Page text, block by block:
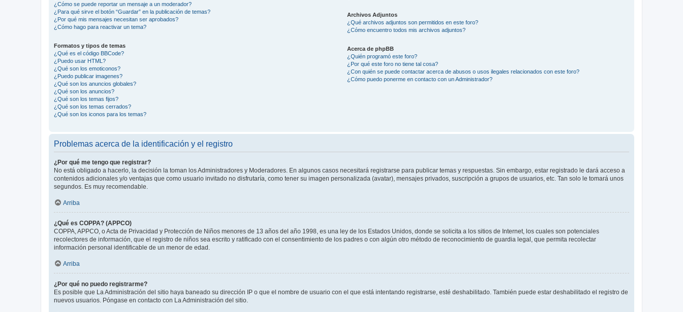
¿Cómo se puede reportar un mensaje a un moderador?
¿Para qué sirve el botón “Guardar” en la publicación de temas?
¿Por qué mis mensajes necesitan ser aprobados?
¿Cómo hago para reactivar un tema?
Formatos y tipos de temas
¿Qué es el código BBCode?
¿Puedo usar HTML?
¿Qué son los emoticonos?
¿Puedo publicar imagenes?
¿Qué son los anuncios globales?
¿Qué son los anuncios?
¿Qué son los temas fijos?
¿Qué son los temas cerrados?
¿Qué son los iconos para los temas?
Archivos Adjuntos
¿Qué archivos adjuntos son permitidos en este foro?
¿Cómo encuentro todos mis archivos adjuntos?
Acerca de phpBB
¿Quién programó este foro?
¿Por qué este foro no tiene tal cosa?
¿Con quién se puede contactar acerca de abusos o usos ilegales relacionados con este foro?
¿Cómo puedo ponerme en contacto con un Administrador?
Problemas acerca de la identificación y el registro
¿Por qué me tengo que registrar?
No está obligado a hacerlo, la decisión la toman los Administradores y Moderadores. En algunos casos necesitará registrarse para publicar temas y respuestas. Sin embargo, estar registrado le dará acceso a
contenidos adicionales y/o ventajas que como usuario invitado no disfrutaría, como tener su imagen personalizada (avatar), mensajes privados, suscripción a grupos de usuarios, etc. Tan solo le tomará unos
segundos. Es muy recomendable.
Arriba
¿Qué es COPPA? (APPCO)
COPPA, APPCO, o Acta de Privacidad y Protección de Niños menores de 13 años del año 1998, es una ley de los Estados Unidos, donde se solicita a los sitios de Internet, los cuales son potenciales
recolectores de información, que el registro de niños sea escrito y ratificado con el consentimiento de los padres o con algún otro método de reconocimiento de guardia legal, que permita recolectar
información personal identificable de un menor de edad.
Arriba
¿Por qué no puedo registrarme?
Es posible que La Administración del sitio haya baneado su dirección IP o que el nombre de usuario con el que está intentando registrarse, esté deshabilitado. También puede estar deshabilitado el registro de
nuevos usuarios. Póngase en contacto con La Administración del sitio.